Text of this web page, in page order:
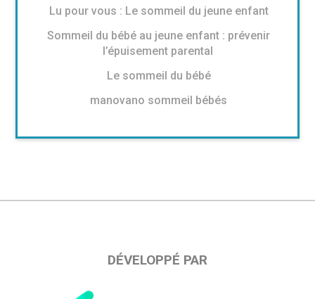
Lu pour vous : Le sommeil du jeune enfant
Sommeil du bébé au jeune enfant : prévenir
l’épuisement parental
Le sommeil du bébé
manovano sommeil bébés
DÉVELOPPÉ PAR